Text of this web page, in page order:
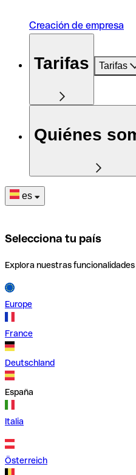
Creación de empresa
Tarifas Tarifas
Quiénes
es
Selecciona tu país
Explora nuestras
Europe
France
Deutschland
España
Italia
Österreich